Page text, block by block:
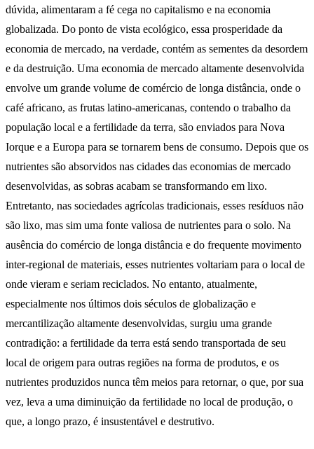
dúvida, alimentaram a fé cega no capitalismo e na economia
globalizada. Do ponto de vista ecológico, essa prosperidade da
economia de mercado, na verdade, contém as sementes da desordem
e da destruição. Uma economia de mercado altamente desenvolvida
envolve um grande volume de comércio de longa distância, onde o
café africano, as frutas latino-americanas, contendo o trabalho da
população local e a fertilidade da terra, são enviados para Nova
Iorque e a Europa para se tornarem bens de consumo. Depois que os
nutrientes são absorvidos nas cidades das economias de mercado
desenvolvidas, as sobras acabam se transformando em lixo.
Entretanto, nas sociedades agrícolas tradicionais, esses resíduos não
são lixo, mas sim uma fonte valiosa de nutrientes para o solo. Na
ausência do comércio de longa distância e do frequente movimento
inter-regional de materiais, esses nutrientes voltariam para o local de
onde vieram e seriam reciclados. No entanto, atualmente,
especialmente nos últimos dois séculos de globalização e
mercantilização altamente desenvolvidas, surgiu uma grande
contradição: a fertilidade da terra está sendo transportada de seu
local de origem para outras regiões na forma de produtos, e os
nutrientes produzidos nunca têm meios para retornar, o que, por sua
vez, leva a uma diminuição da fertilidade no local de produção, o
que, a longo prazo, é insustentável e destrutivo.